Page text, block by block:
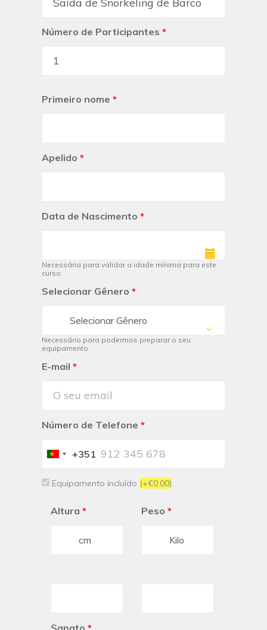
Número de Participantes *
Primeiro nome *
Apelido *
Data de Nascimento *
Necessária para validar a idade mínima para este
curso
Selecionar Gênero *
Selecionar Gênero
Necessário para podermos preparar o seu
equipamento
E-mail *
Número de Telefone *
Portugal
+351
Equipamento incluído (+€0.00)
Altura * Peso *